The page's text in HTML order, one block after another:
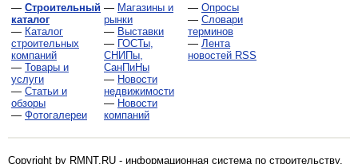
— Строительный
каталог
— Каталог
строительных
компаний
— Товары и
услуги
— Статьи и
обзоры
— Фотогалереи
— Магазины и
рынки
— Выставки
— ГОСТы,
СНИПы,
СанПиНы
— Новости
недвижимости
— Новости
компаний
— Опросы
— Словари
терминов
— Лента
новостей RSS
Copyright by RMNT.RU - информационная система по строительству,